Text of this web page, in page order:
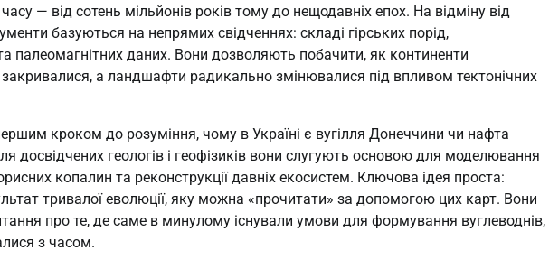
— від сотень мільйонів років тому до нещодавніх епох. На відміну від
базуються на непрямих свідченнях: складі гірських порід,
палеомагнітних даних. Вони дозволяють побачити, як континенти
а ландшафти радикально змінювалися під впливом тектонічних
кроком до розуміння, чому в Україні є вугілля Донеччини чи нафта
досвідчених геологів і геофізиків вони слугують основою для моделювання
копалин та реконструкції давніх екосистем. Ключова ідея проста:
тривалої еволюції, яку можна «прочитати» за допомогою цих карт. Вони
про те, де саме в минулому існували умови для формування вуглеводнів,
з часом.